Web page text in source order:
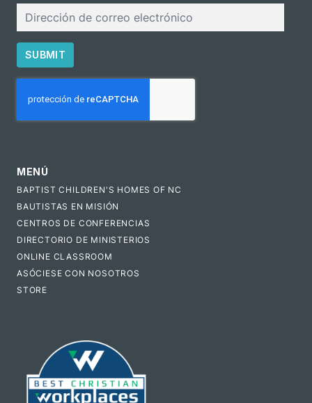
Correo
electrónico
SUBMIT
CAPTCHA
MENÚ
BAPTIST CHILDREN'S HOMES OF NC
BAUTISTAS EN MISIÓN
CENTROS DE CONFERENCIAS
DIRECTORIO DE MINISTERIOS
ONLINE CLASSROOM
ASÓCIESE CON NOSOTROS
STORE